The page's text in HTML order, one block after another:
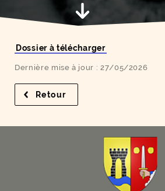
Aller au contenu
Dossier à télécharger
Dernière mise à jour : 27/05/2026
Retour